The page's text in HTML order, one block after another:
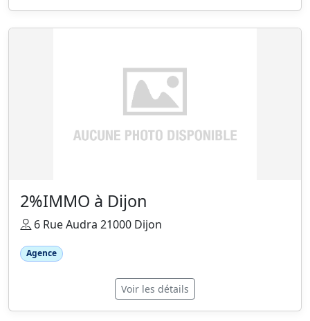
2%IMMO à Dijon
6 Rue Audra 21000 Dijon
Agence
Voir les détails